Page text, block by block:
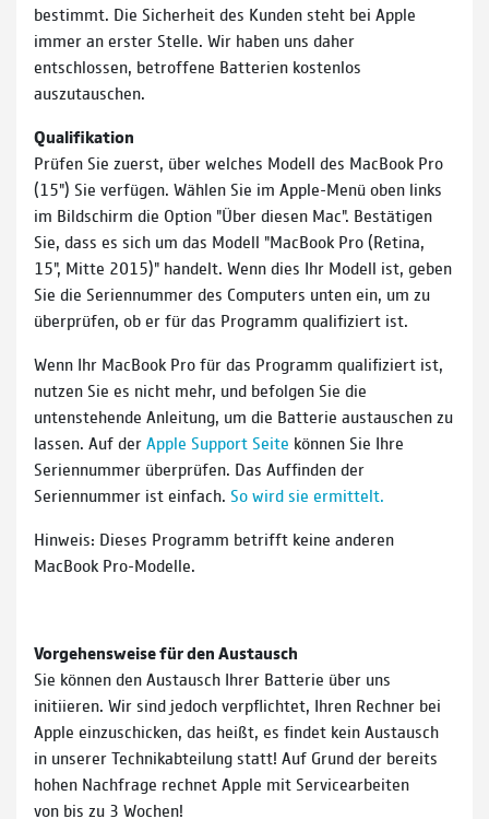
bestimmt. Die Sicherheit des Kunden steht bei Apple
immer an erster Stelle. Wir haben uns daher
entschlossen, betroffene Batterien kostenlos
auszutauschen.
Qualifikation
Prüfen Sie zuerst, über welches Modell des MacBook Pro
(15") Sie verfügen. Wählen Sie im Apple-Menü oben links
im Bildschirm die Option "Über diesen Mac". Bestätigen
Sie, dass es sich um das Modell "MacBook Pro (Retina,
15", Mitte 2015)" handelt. Wenn dies Ihr Modell ist, geben
Sie die Seriennummer des Computers unten ein, um zu
überprüfen, ob er für das Programm qualifiziert ist.
Wenn Ihr MacBook Pro für das Programm qualifiziert ist,
nutzen Sie es nicht mehr, und befolgen Sie die
untenstehende Anleitung, um die Batterie austauschen zu
lassen. Auf derApple Support Seite können Sie Ihre
Seriennummer überprüfen. Das Auffinden der
Seriennummer ist einfach. So wird sie ermittelt.
Hinweis: Dieses Programm betrifft keine anderen
MacBook Pro-Modelle.
Vorgehensweise für den Austausch
Sie können den Austausch Ihrer Batterie über uns
initiieren. Wir sind jedoch verpflichtet, Ihren Rechner bei
Apple einzuschicken, das heißt, es findet kein Austausch
in unserer Technikabteilung statt! Auf Grund der bereits
hohen Nachfrage rechnet Apple mit Servicearbeiten
von bis zu 3 Wochen!